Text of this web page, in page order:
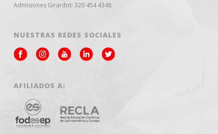
Admisiones Girardot: 320 454 4348
NUESTRAS REDES SOCIALES
AFILIADOS A: